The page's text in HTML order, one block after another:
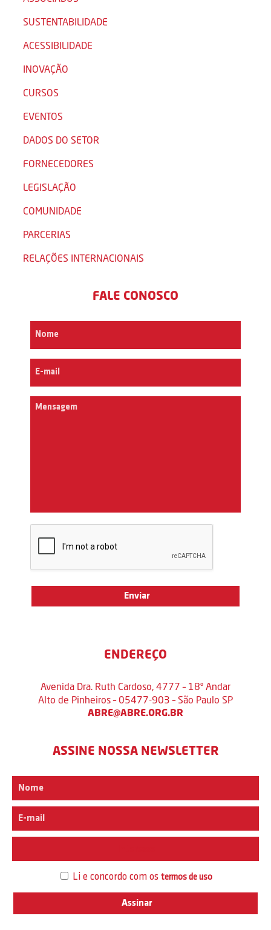
SUSTENTABILIDADE
ACESSIBILIDADE
INOVAÇÃO
CURSOS
EVENTOS
DADOS DO SETOR
FORNECEDORES
LEGISLAÇÃO
COMUNIDADE
PARCERIAS
RELAÇÕES INTERNACIONAIS
FALE CONOSCO
ENDEREÇO
Avenida Dra. Ruth Cardoso, 4777 – 18º Andar
Alto de Pinheiros – 05477-903 – São Paulo SP
ABRE@ABRE.ORG.BR
ASSINE NOSSA NEWSLETTER
Li e concordo com os termos de uso